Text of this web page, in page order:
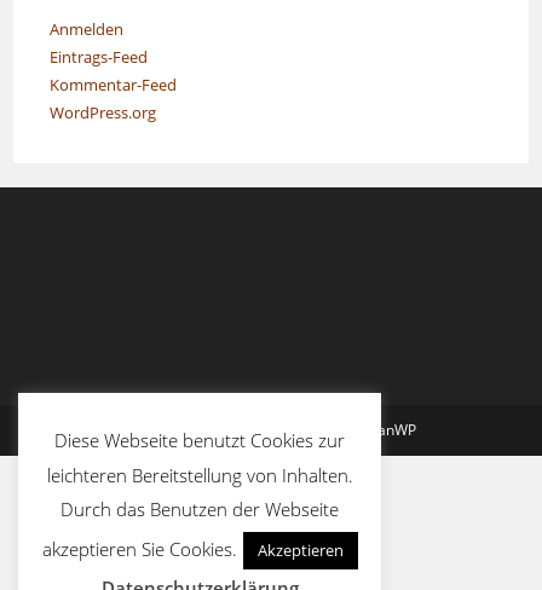
Anmelden
Eintrags-Feed
Kommentar-Feed
WordPress.org
Copyright - WordPress Theme by OceanWP
Diese Webseite benutzt Cookies zur
leichteren Bereitstellung von Inhalten.
Durch das Benutzen der Webseite
akzeptieren Sie Cookies.
Akzeptieren